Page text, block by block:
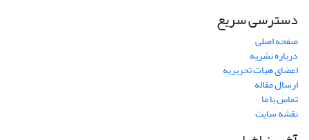
دسترسی سریع
صفحه اصلی
درباره نشریه
اعضای هیات تحریریه
ارسال مقاله
تماس با ما
نقشه سایت